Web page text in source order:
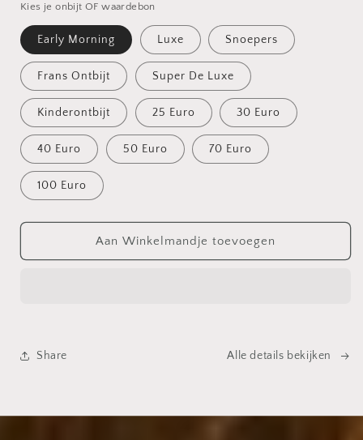
Kies je onbijt OF waardebon
Early Morning Luxe Snoepers
Frans Ontbijt Super De Luxe
Kinderontbijt 25 Euro 30 Euro
40 Euro 50 Euro 70 Euro
100 Euro
Aan Winkelmandje toevoegen
Share Alle details bekijken